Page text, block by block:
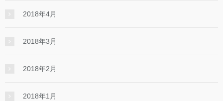
2018年4月
2018年3月
2018年2月
2018年1月